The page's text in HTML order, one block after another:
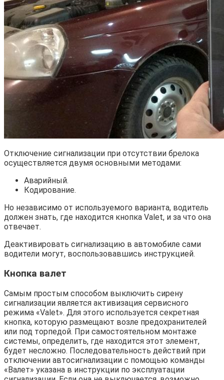
Отключение сигнализации при отсутствии брелока
осуществляется двумя основными методами:
Аварийный.
Кодирование.
Но независимо от используемого варианта, водитель
должен знать, где находится кнопка Valet, и за что она
отвечает.
Деактивировать сигнализацию в автомобиле сами
водители могут, воспользовавшись инструкцией.
Кнопка валет
Самым простым способом выключить сирену
сигнализации является активизация сервисного
режима «Valet». Для этого используется секретная
кнопка, которую размещают возле предохранителей
или под торпедой. При самостоятельном монтаже
системы, определить, где находится этот элемент,
будет несложно. Последовательность действий при
отключении автосигнализации с помощью команды
«Валет» указана в инструкции по эксплуатации